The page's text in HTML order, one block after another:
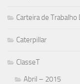
Carteira de Trabalho
Caterpillar
ClasseT
Abril – 2015